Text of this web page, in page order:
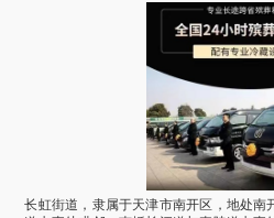
长虹街道，隶属于天津市南开区，地处南